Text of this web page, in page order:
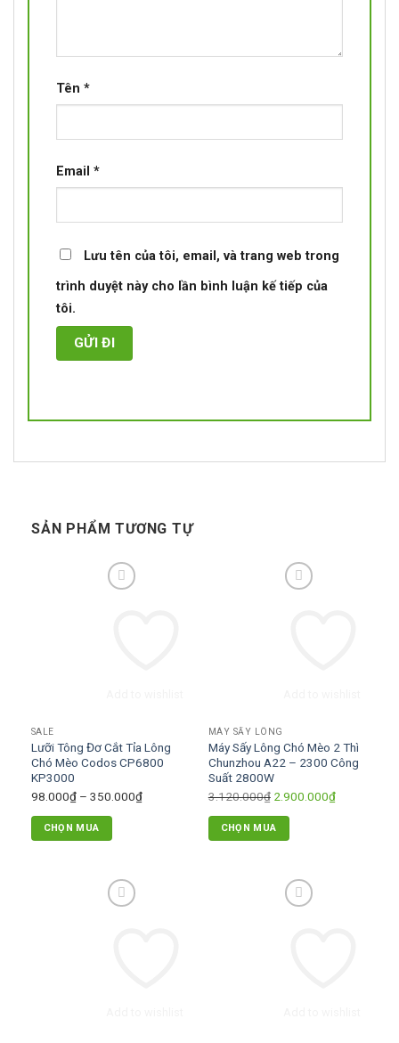
Tên *
Email *
Lưu tên của tôi, email, và trang web trong
trình duyệt này cho lần bình luận kế tiếp của
tôi.
SẢN PHẨM TƯƠNG TỰ
SALE
Lưỡi Tông Đơ Cắt Tỉa Lông
Chó Mèo Codos CP6800
KP3000
98.000₫ – 350.000₫Khoảng
CHỌN MUA
MÁY SẤY LÔNG
Máy Sấy Lông Chó Mèo 2 Thì
Chunzhou A22 – 2300 Công
Suất 2800W
3.120.000₫ Giá
gốc
là:
2.900.000₫Giá
CHỌN MUA